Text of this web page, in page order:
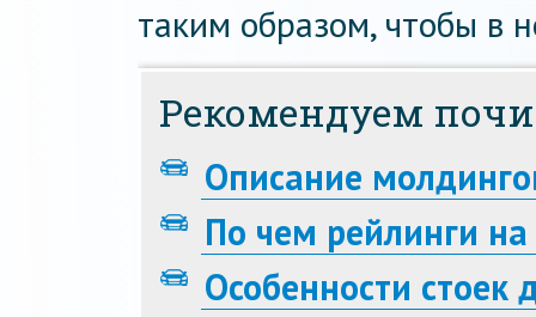
таким образом, чтобы в
Рекомендуем
Описание
По чем рейлинги
Особенности стоек